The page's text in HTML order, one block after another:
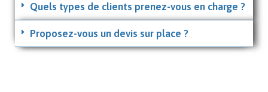
Quels types de clients prenez-vous en charge ?
Proposez-vous un devis sur place ?